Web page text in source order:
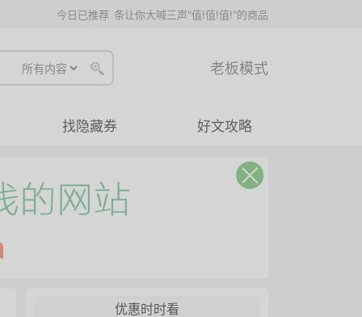
今日已推荐 条让你大喊三声"值!值!值!"的商品
老板模式
找隐藏券 好文攻略
优惠时时看